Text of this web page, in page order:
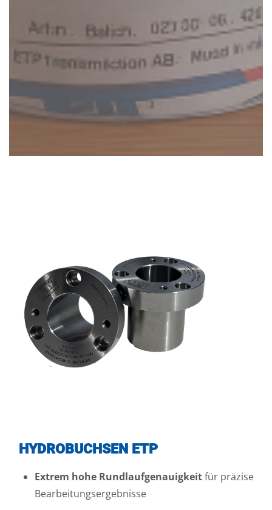
HYDROBUCHSEN ETP
Extrem hohe Rundlaufgenauigkeitfür präzise
Bearbeitungsergebnisse